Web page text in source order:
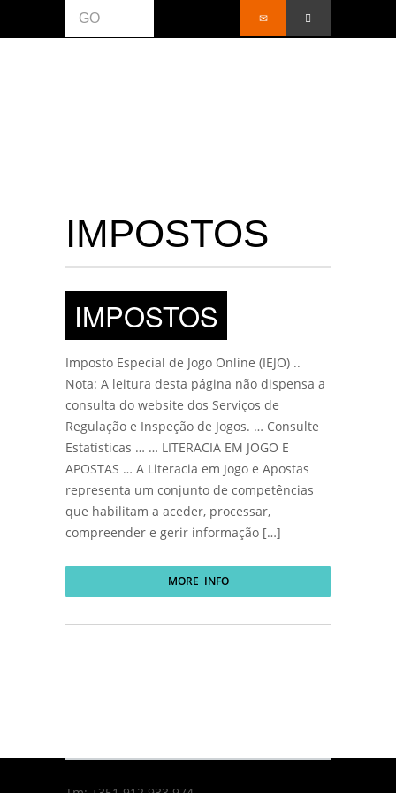
GO
IMPOSTOS
IMPOSTOS
Imposto Especial de Jogo Online (IEJO) ..
Nota: A leitura desta página não dispensa a
consulta do website dos Serviços de
Regulação e Inspeção de Jogos. … Consulte
Estatísticas … … LITERACIA EM JOGO E
APOSTAS … A Literacia em Jogo e Apostas
representa um conjunto de competências
que habilitam a aceder, processar,
compreender e gerir informação […]
MORE INFO